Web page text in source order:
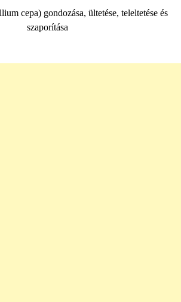
cepa) gondozása, ültetése, teleltetése és
szaporítása